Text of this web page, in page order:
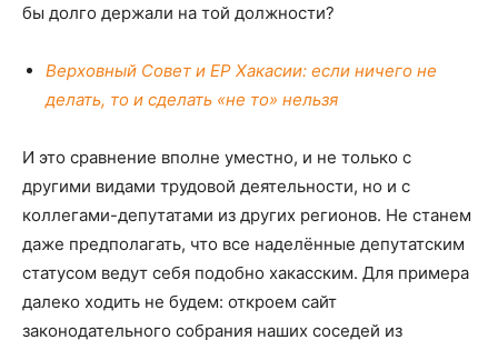
бы долго держали на той должности?
Верховный Совет и ЕР Хакасии: если ничего не
делать, то и сделать «не то» нельзя
И это сравнение вполне уместно, и не только с
другими видами трудовой деятельности, но и с
коллегами-депутатами из других регионов. Не станем
даже предполагать, что все наделённые депутатским
статусом ведут себя подобно хакасским. Для примера
далеко ходить не будем: откроем сайт
законодательного собрания наших соседей из